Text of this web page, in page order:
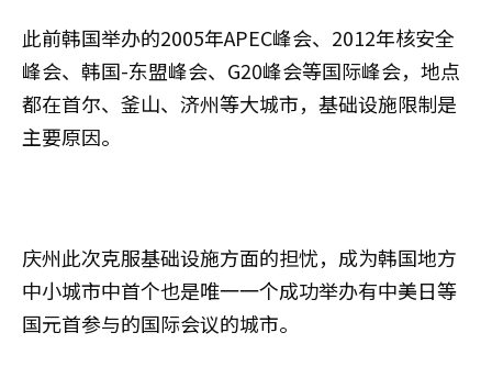
此前韩国举办的2005年APEC峰会、2012年核安全
峰会、韩国-东盟峰会、G20峰会等国际峰会，地点
都在首尔、釜山、济州等大城市，基础设施限制是
主要原因。
庆州此次克服基础设施方面的担忧，成为韩国地方
中小城市中首个也是唯一一个成功举办有中美日等
国元首参与的国际会议的城市。